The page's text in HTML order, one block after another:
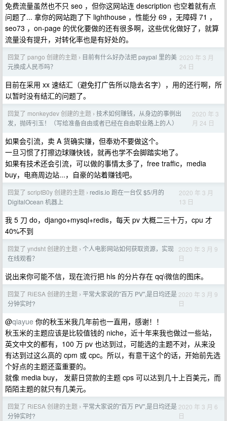
免费流量虽然也不只 seo ，但你这网站连 description 也空着就有点
问题了... 拿你的网站跑了下 lighthouse ，性能分 69 ，无障碍 71 ，
seo73 ，on-page 的优化要做的还有很多啊，这些优化做好了，就算
流量没有提升，对转化率也是有好处的。
回复了 pango 创建的主题 › 目前有什么好办法把 paypal 里的美
元换成人民币吗？
2020 年 3 月
24 日
目前在采用 xx 速结汇（避免打广告所以隐去名字），用的还行啊，所
以暂时没有结汇的问题了。
回复了 monkeydev 创建的主题 › 技术如何赚钱，从身边的事例出
发，抛砖引玉！（写给准备自由或者已经在自由职业路上的人）
2020 年 3
月 24 日
如果会引流，卖 A 货确实赚，但奉劝不要做这个。
一旦习惯了打擦边球赚快钱，就再也学不会脚踏实地了。
如果有技术还会引流，可以做的事情太多了，free traffic，media
buy，电商周边站...，自豪的站着赚钱吧。
回复了 scriptB0y 创建的主题 › redis.io 跑在一台仅 $5/月的
DigitalOcean 机器上
2020 年 3 月
13 日
我 5 刀 do，django+mysql+redis，每天 pv 大概二三十万，cpu 才
40%不到
回复了 yndsht 创建的主题 › 个人电影网站如何获取资源，实现
在线观看？
2020 年 3 月 9
日
说出来你可能不信，现在流行把 hls 的分片存在 qq\微信的图床。
回复了 RiESA 创建的主题 › 平常大家说的"百万 PV",是日均还是
分钟实时?
2020 年 3 月 9
日
@qiayue 你的秋玉米我几年前也一直用，感谢！！
秋玉米的主题应该是比较值钱的 niche，近十年来我也做过一些站，
英文中文的都有，100 万 pv 也达到过，可能选的主题不对，从来没
有达到过这么高的 cpm 或 cpc。所以，有意干这个的话，开始前先选
个好点的主题还蛮重要的。
就像 media buy， 发薪日贷款的主题 cps 可以达到几十上百美元，而
陌陌主题的就只有几美元。
回复了 RiESA 创建的主题 › 平常大家说的"百万 PV",是日均还是
分钟实时?
2020 年 3 月 6
日